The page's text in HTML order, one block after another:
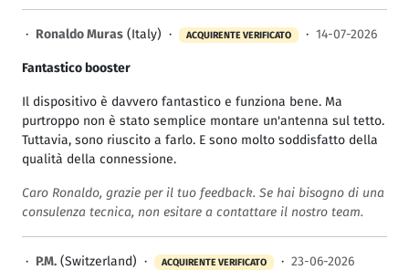
· Ronaldo Muras (Italy) · ACQUIRENTE VERIFICATO · 14-07-2026
Fantastico booster
Il dispositivo è davvero fantastico e funziona bene. Ma
purtroppo non è stato semplice montare un'antenna sul tetto.
Tuttavia, sono riuscito a farlo. E sono molto soddisfatto della
qualità della connessione.
Caro Ronaldo, grazie per il tuo feedback. Se hai bisogno di una
consulenza tecnica, non esitare a contattare il nostro team.
· P.M. (Switzerland) · ACQUIRENTE VERIFICATO · 23-06-2026